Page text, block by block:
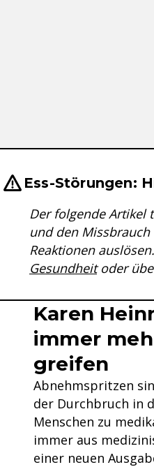
Wichtige Hinweise
Ess-Störungen:
Der folgende Artikel
und den
Reaktionen
Gesundheitoder
Karen
immer
greifen
Abnehmspritzen
der Durchbruch in
Menschen zu
immer aus
einer neuen